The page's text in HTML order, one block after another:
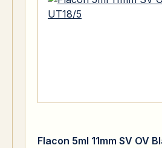
Flacon 5ml 11mm SV OV